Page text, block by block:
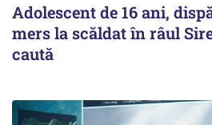
Adolescent de 16 ani,
mers la scăldat în râul
caută